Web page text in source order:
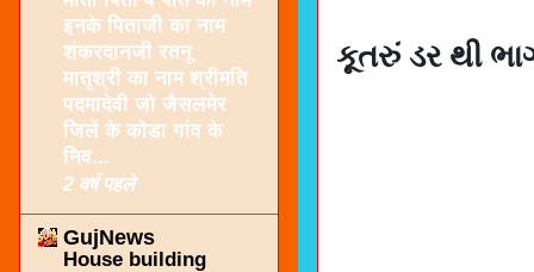
કૂતરું ડર થી
इनके पिताजी का नाम
शंकरदानजी रतनू
मातृश्री का नाम श्रीमति
पदमादेवी जो जैसलमेर
जिलें के कोडा गांव के
निव...
2 वर्ष पहले
GujNews
House building